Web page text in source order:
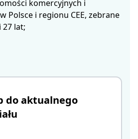
do aktualnego
komercyjnych i
Polsce i regionu CEE, zebrane
lat;